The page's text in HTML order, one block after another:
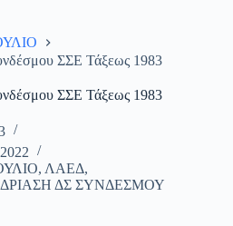
ΣΣΕ Τάξεως 1983
ΣΣΕ Τάξεως 1983
, ΛΑΕΔ,
ΔΣ ΣΥΝΔΕΣΜΟΥ